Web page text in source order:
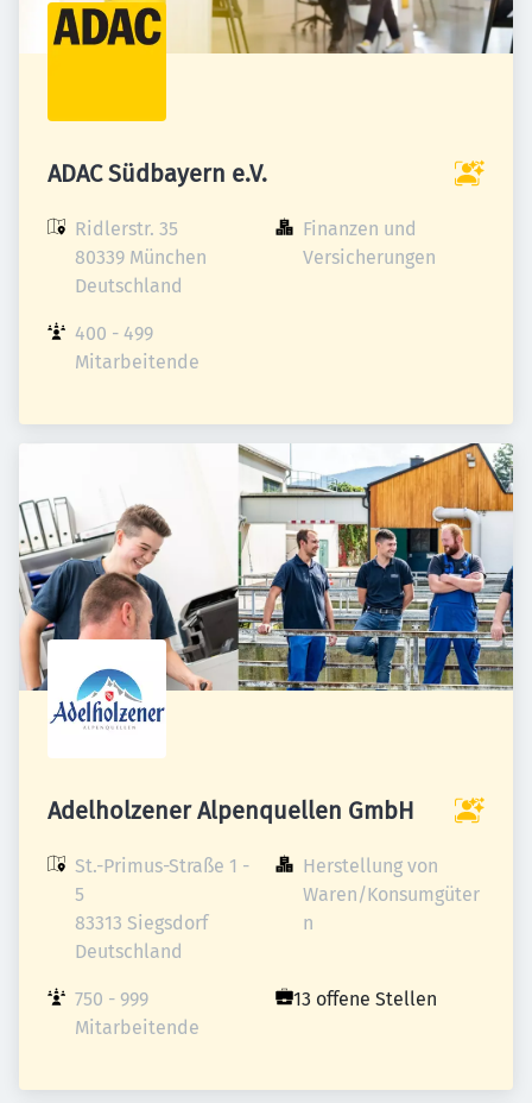
ADAC Südbayern e.V.
Ridlerstr. 35
80339 München
Deutschland
Finanzen und
Versicherungen
400 - 499
Mitarbeitende
Adelholzener Alpenquellen GmbH
St.-Primus-Straße 1 -
5
83313 Siegsdorf
Deutschland
Herstellung von
Waren/Konsumgüter
n
750 - 999
Mitarbeitende
13 offene Stellen